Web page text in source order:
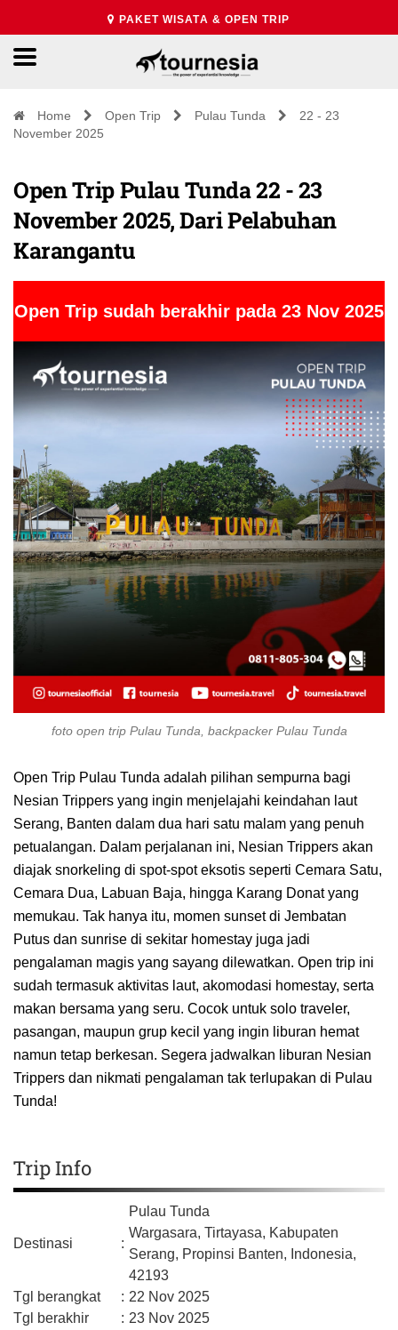
PAKET WISATA & OPEN TRIP
Home Open Trip Pulau Tunda
22 - 23
November 2025
Open Trip Pulau Tunda 22 - 23
November 2025, Dari Pelabuhan
Karangantu
Open Trip sudah berakhir pada 23 Nov 2025
foto open trip Pulau Tunda, backpacker Pulau Tunda
Open Trip Pulau Tunda adalah pilihan sempurna bagi
Nesian Trippers yang ingin menjelajahi keindahan laut
Serang, Banten dalam dua hari satu malam yang penuh
petualangan. Dalam perjalanan ini, Nesian Trippers akan
diajak snorkeling di spot-spot eksotis seperti Cemara Satu,
Cemara Dua, Labuan Baja, hingga Karang Donat yang
memukau. Tak hanya itu, momen sunset di Jembatan
Putus dan sunrise di sekitar homestay juga jadi
pengalaman magis yang sayang dilewatkan. Open trip ini
sudah termasuk aktivitas laut, akomodasi homestay, serta
makan bersama yang seru. Cocok untuk solo traveler,
pasangan, maupun grup kecil yang ingin liburan hemat
namun tetap berkesan. Segera jadwalkan liburan Nesian
Trippers dan nikmati pengalaman tak terlupakan di Pulau
Tunda!
Trip Info
Destinasi :
Pulau Tunda
Wargasara, Tirtayasa, Kabupaten
Serang, Propinsi Banten, Indonesia,
42193
Tgl berangkat
: 22 Nov 2025
Tgl berakhir
: 23 Nov 2025